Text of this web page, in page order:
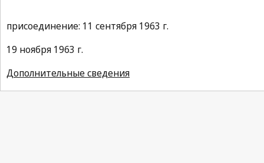
присоединение: 11 сентября 1963 г.
19 ноября 1963 г.
Дополнительные сведения